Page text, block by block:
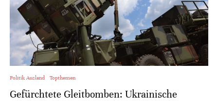
Politik Ausland Topthemen
Gefürchtete Gleitbomben: Ukrainische